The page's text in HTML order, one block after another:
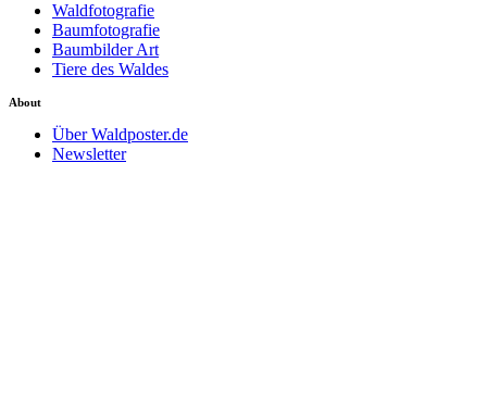
Waldfotografie
Baumfotografie
Baumbilder Art
Tiere des Waldes
About
Über Waldposter.de
Newsletter